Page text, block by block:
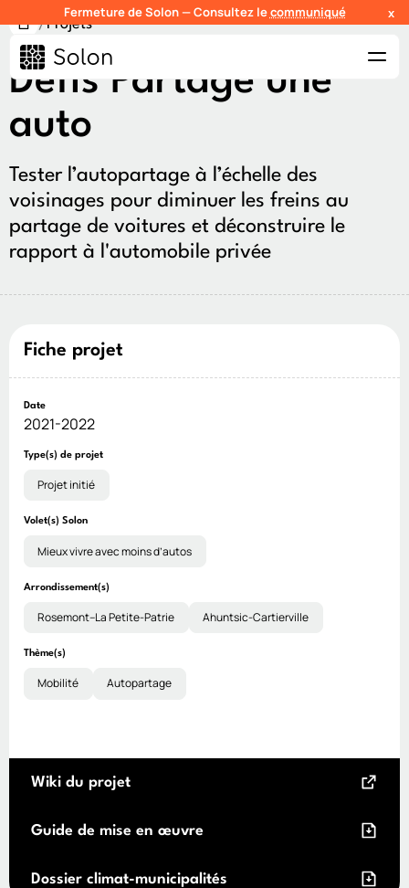
Fermeture de Solon — Consultez lecommuniqué x
/Projets
Défis Partage une
auto
Tester l’autopartage à l’échelle des
voisinages pour diminuer les freins au
partage de voitures et déconstruire le
rapport à l'automobile privée
Fiche projet
Date
2021-2022
Type(s) de projet
Projet initié
Volet(s) Solon
Mieux vivre avec moins d’autos
Arrondissement(s)
Rosemont–La Petite-Patrie Ahuntsic-Cartierville
Thème(s)
Mobilité Autopartage
Wiki du projet
Guide de mise en œuvre
Dossier climat-municipalités